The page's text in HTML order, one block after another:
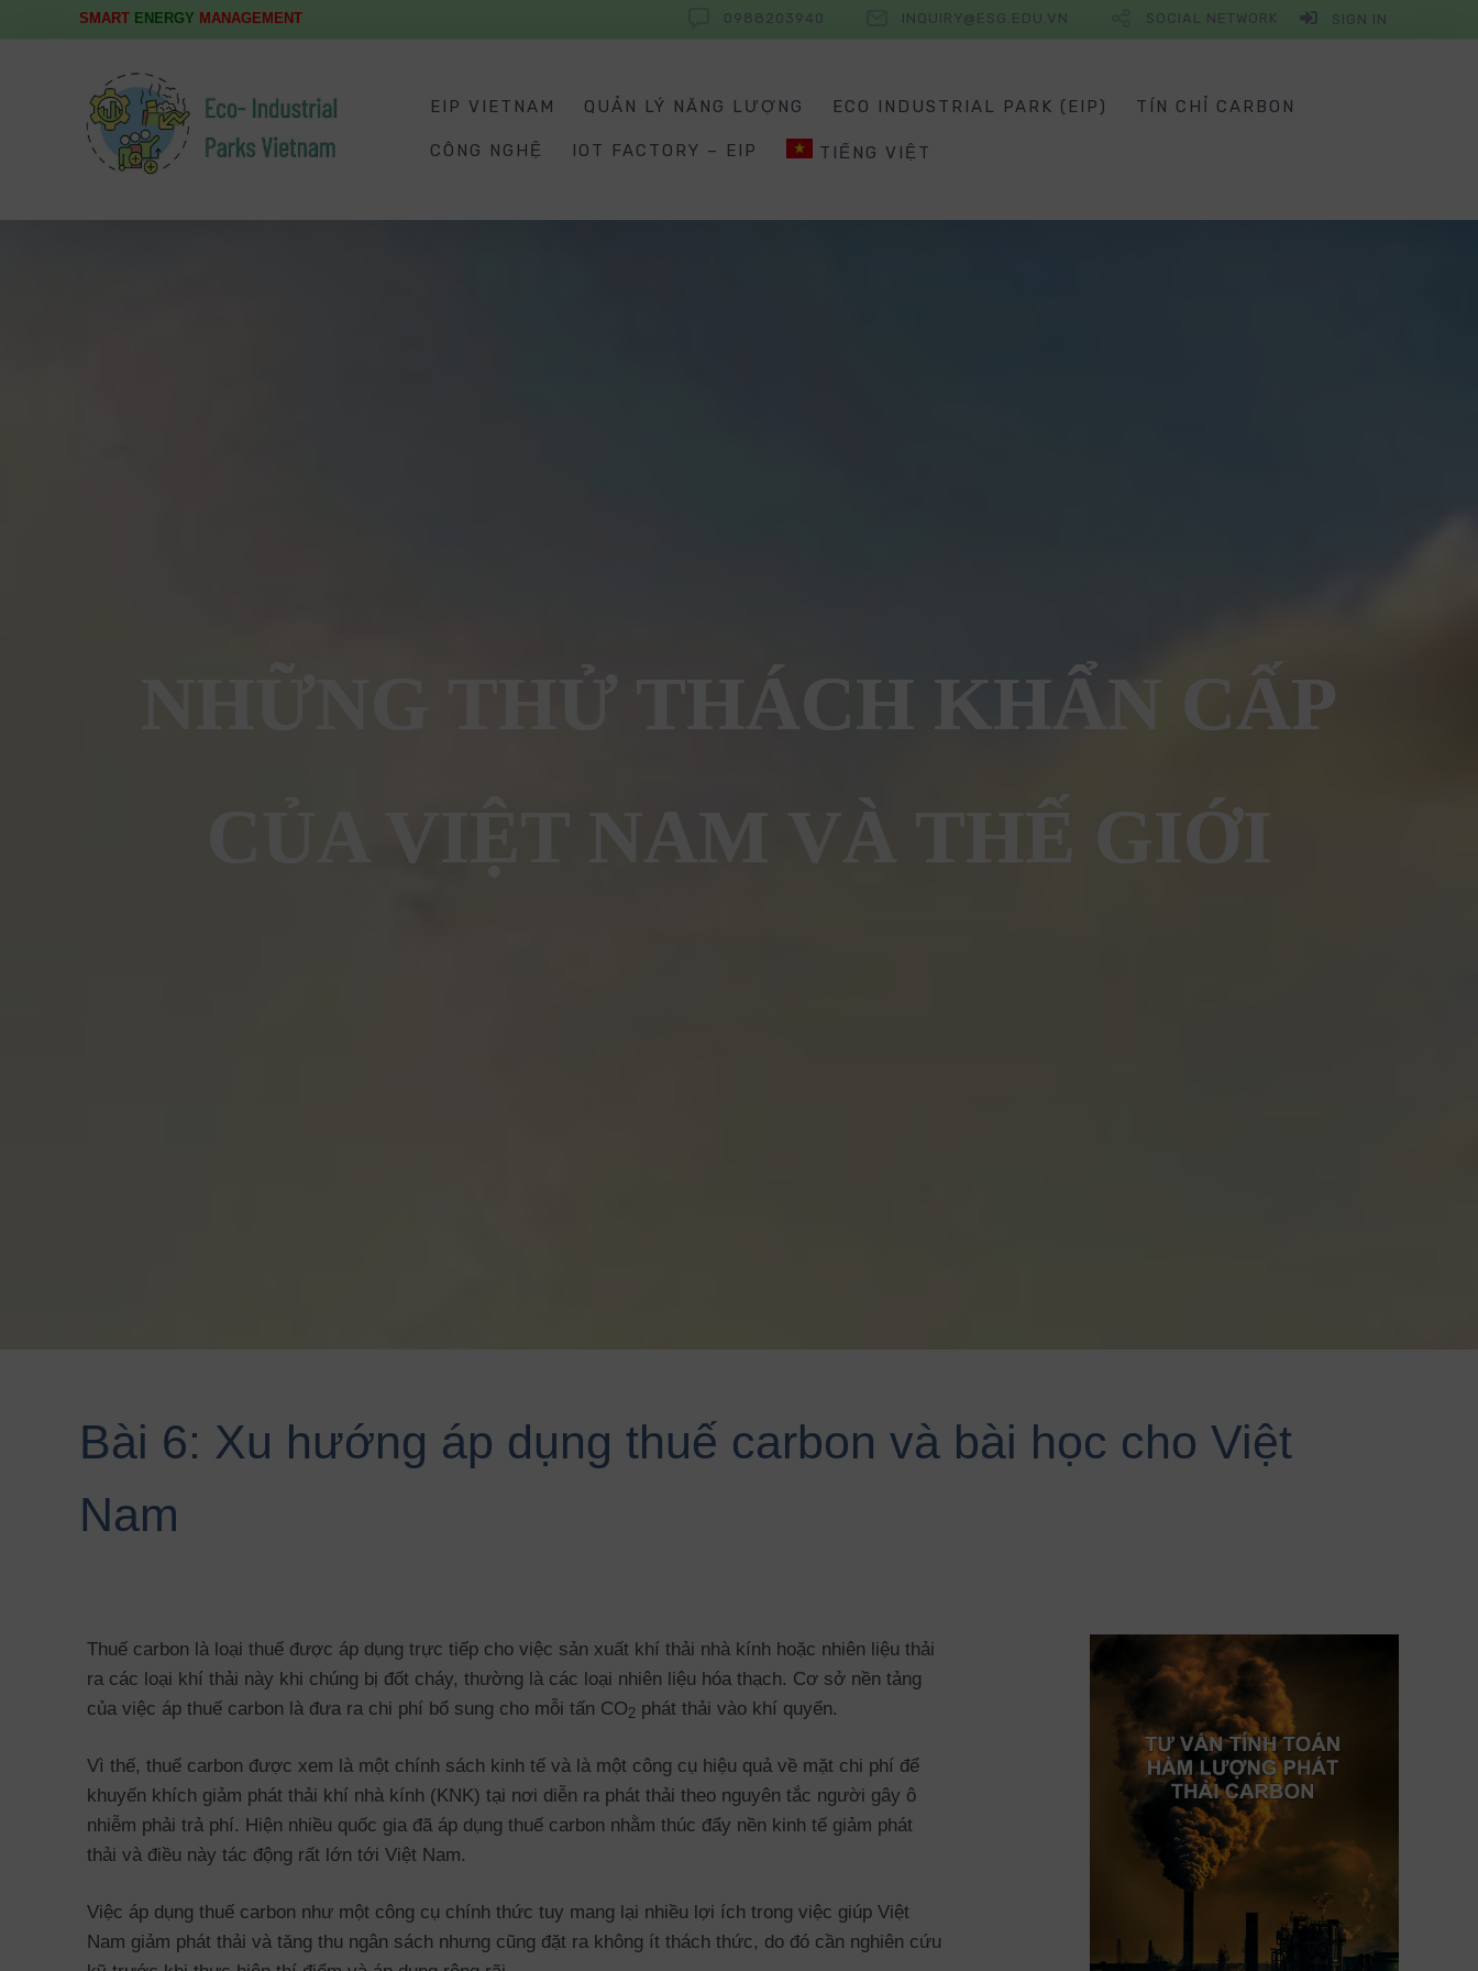
SMART ENERGY MANAGEMENT 0988203940 INQUIRY@ESG.EDU.VN SOCIAL NETWORK SIGN IN
EIP VIETNAM QUẢN LÝ NĂNG LƯỢNG ECO INDUSTRIAL PARK (EIP) TÍN CHỈ CARBON
CÔNG NGHỆ IOT FACTORY – EIP TIẾNG VIỆT
NHỮNG THỬ THÁCH KHẨN CẤP
CỦA VIỆT NAM VÀ THẾ GIỚI
Bài 6: Xu hướng áp dụng thuế carbon và bài học cho Việt
Nam
Thuế carbon là loại thuế được áp dụng trực tiếp cho việc sản xuất khí thải nhà kính hoặc nhiên liệu thải
ra các loại khí thải này khi chúng bị đốt cháy, thường là các loại nhiên liệu hóa thạch. Cơ sở nền tảng
của việc áp thuế carbon là đưa ra chi phí bổ sung cho mỗi tấn CO2 phát thải vào khí quyển.
Vì thế, thuế carbon được xem là một chính sách kinh tế và là một công cụ hiệu quả về mặt chi phí để
khuyến khích giảm phát thải khí nhà kính (KNK) tại nơi diễn ra phát thải theo nguyên tắc người gây ô
nhiễm phải trả phí. Hiện nhiều quốc gia đã áp dụng thuế carbon nhằm thúc đẩy nền kinh tế giảm phát
thải và điều này tác động rất lớn tới Việt Nam.
Việc áp dụng thuế carbon như một công cụ chính thức tuy mang lại nhiều lợi ích trong việc giúp Việt
Nam giảm phát thải và tăng thu ngân sách nhưng cũng đặt ra không ít thách thức, do đó cần nghiên cứu